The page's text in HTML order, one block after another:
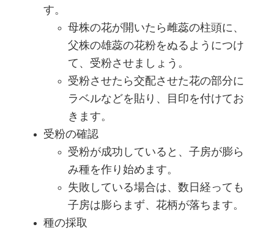
す。
母株の花が開いたら雌蕊の柱頭に、
父株の雄蕊の花粉をぬるようにつけ
て、受粉させましょう。
受粉させたら交配させた花の部分に
ラベルなどを貼り、目印を付けてお
きます。
受粉の確認
受粉が成功していると、子房が膨ら
み種を作り始めます。
失敗している場合は、数日経っても
子房は膨らまず、花柄が落ちます。
種の採取